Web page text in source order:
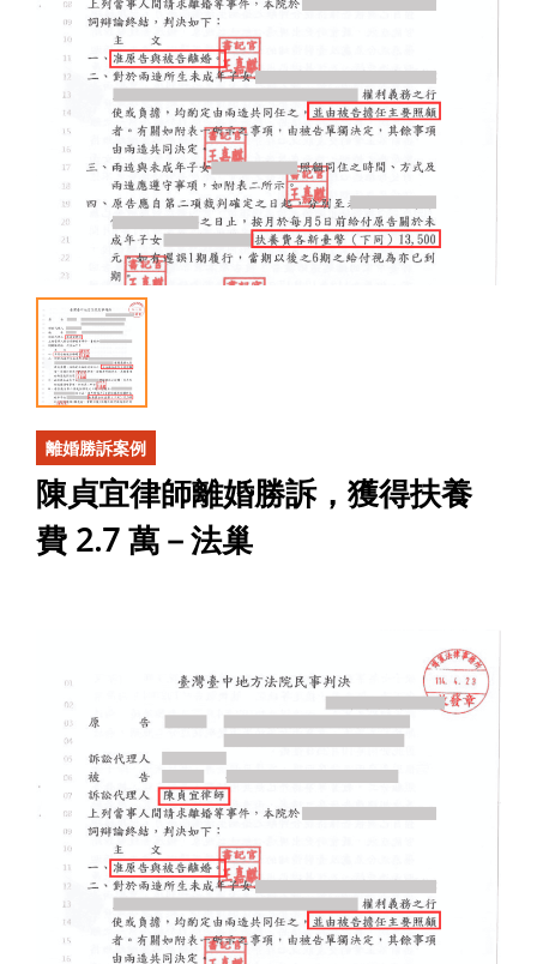
離婚勝訴案例
陳貞宜律師離婚勝訴，獲得扶養
費 2.7 萬－法巢